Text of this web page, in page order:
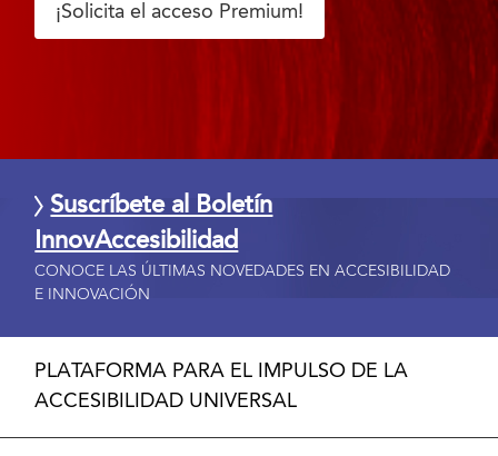
¡Solicita el acceso Premium!
Suscríbete al Boletín
InnovAccesibilidad
CONOCE LAS ÚLTIMAS NOVEDADES EN ACCESIBILIDAD
E INNOVACIÓN
PLATAFORMA PARA EL IMPULSO DE LA
ACCESIBILIDAD UNIVERSAL